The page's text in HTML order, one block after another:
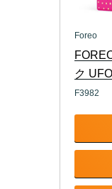
Foreo
ク
F3982